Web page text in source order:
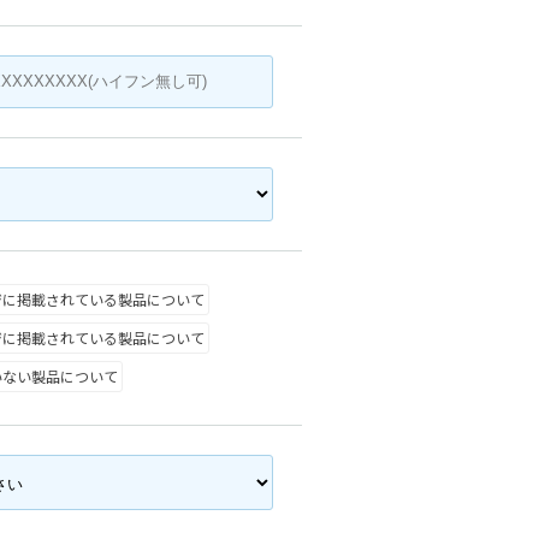
掲載されている製品について
掲載されている製品について
い製品について